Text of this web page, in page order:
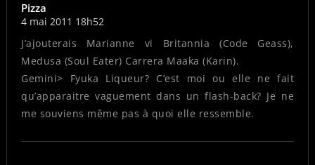
Pizza
4 mai 2011 18h52
J’ajouterais Marianne vi Britannia (Code Geass),
Medusa (Soul Eater) Carrera Maaka (Karin).
Gemini> Fyuka Liqueur? C’est moi ou elle ne fait
qu’apparaitre vaguement dans un flash-back? Je ne
me souviens même pas à quoi elle ressemble.